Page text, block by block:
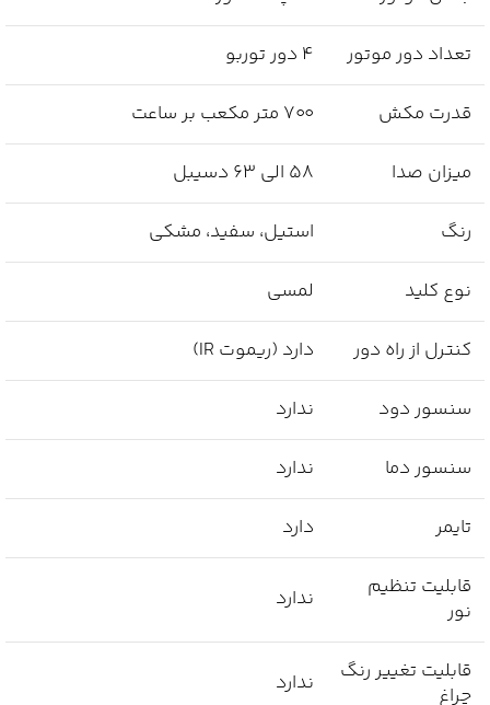
تعداد دور موتور 4 دور توربو
قدرت مکش 700 متر مکعب بر ساعت
میزان صدا 58 الی 63 دسیبل
رنگ استیل، سفید، مشکی
نوع کلید لمسی
کنترل از راه دور دارد (ریموت IR)
سنسور دود ندارد
سنسور دما ندارد
تایمر دارد
قابلیت تنظیم
نور
ندارد
قابلیت تغییر رنگ
چراغ
ندارد